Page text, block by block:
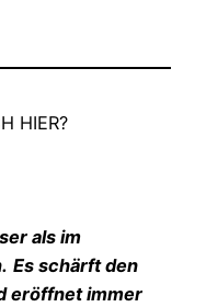
HIER?
als im
Es schärft den
eröffnet immer